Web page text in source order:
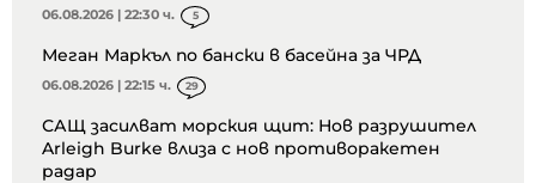
06.08.2026 | 22:30 ч. 5
Меган Маркъл по бански в басейна за ЧРД
06.08.2026 | 22:15 ч. 29
САЩ засилват морския щит: Нов разрушител
Arleigh Burke влиза с нов противоракетен
радар